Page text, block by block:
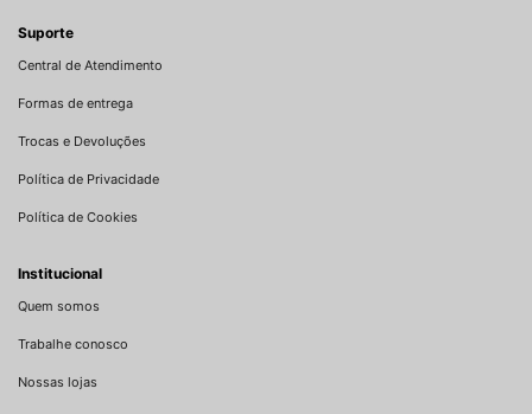
Suporte
Central de Atendimento
Formas de entrega
Trocas e Devoluções
Política de Privacidade
Política de Cookies
Institucional
Quem somos
Trabalhe conosco
Nossas lojas